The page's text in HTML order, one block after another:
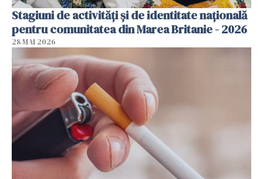
Stagiuni de activități și de identitate națională
pentru comunitatea din Marea Britanie - 2026
28 MAI 2026